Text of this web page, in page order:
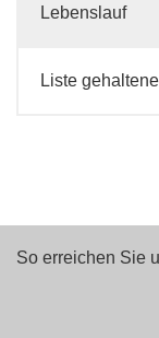
Lebenslauf
Liste
So erreichen Sie